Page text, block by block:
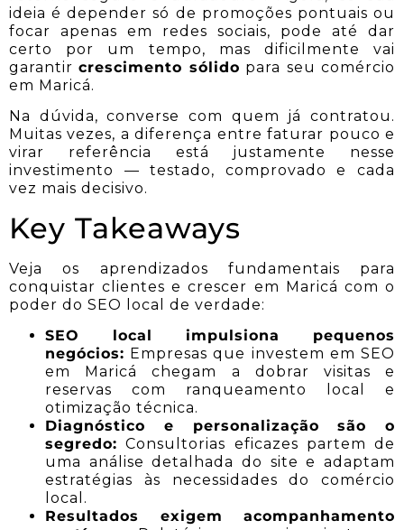
ideia é depender só de promoções pontuais ou
focar apenas em redes sociais, pode até dar
certo por um tempo, mas dificilmente vai
garantircrescimento sólido para seu comércio
em Maricá.
Na dúvida, converse com quem já contratou.
Muitas vezes, a diferença entre faturar pouco e
virar referência está justamente nesse
investimento — testado, comprovado e cada
vez mais decisivo.
Key Takeaways
Veja os aprendizados fundamentais para
conquistar clientes e crescer em Maricá com o
poder do SEO local de verdade:
SEO local impulsiona pequenos
negócios: Empresas que investem em SEO
em Maricá chegam a dobrar visitas e
reservas com ranqueamento local e
otimização técnica.
Diagnóstico e personalização são o
segredo: Consultorias eficazes partem de
uma análise detalhada do site e adaptam
estratégias às necessidades do comércio
local.
Resultados exigem acompanhamento